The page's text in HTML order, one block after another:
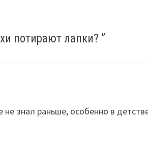
потирают лапки? ”
знал раньше, особенно в